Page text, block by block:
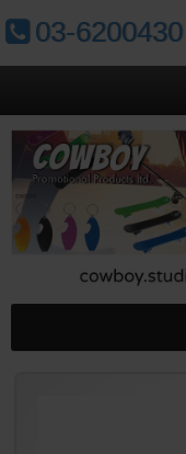
טלפון:
03-6200430